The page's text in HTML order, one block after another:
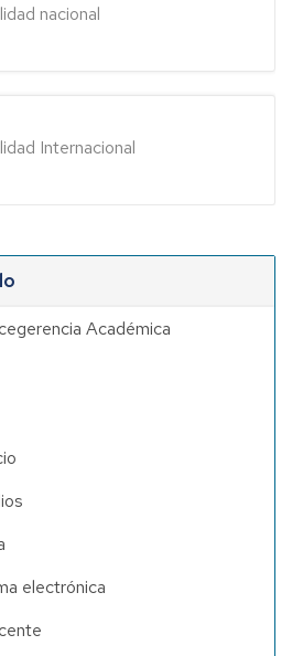
nacional
Internacional
Académica
electrónica